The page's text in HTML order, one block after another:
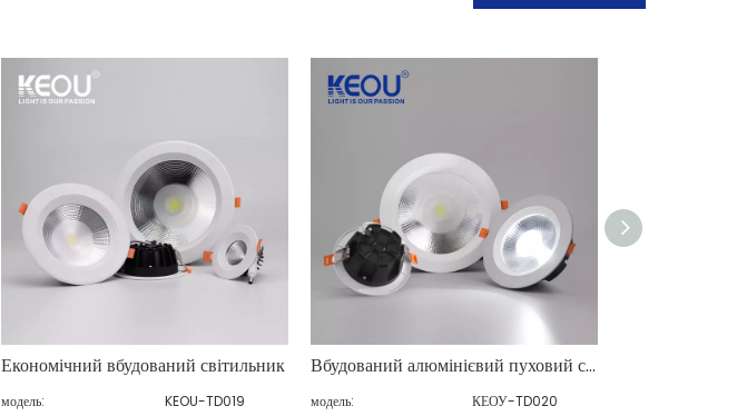
Економічний вбудований світильник
модель: KEOU-TD019
Вбудований алюмінієвий пуховий світильник
модель: КЕОУ-TD020